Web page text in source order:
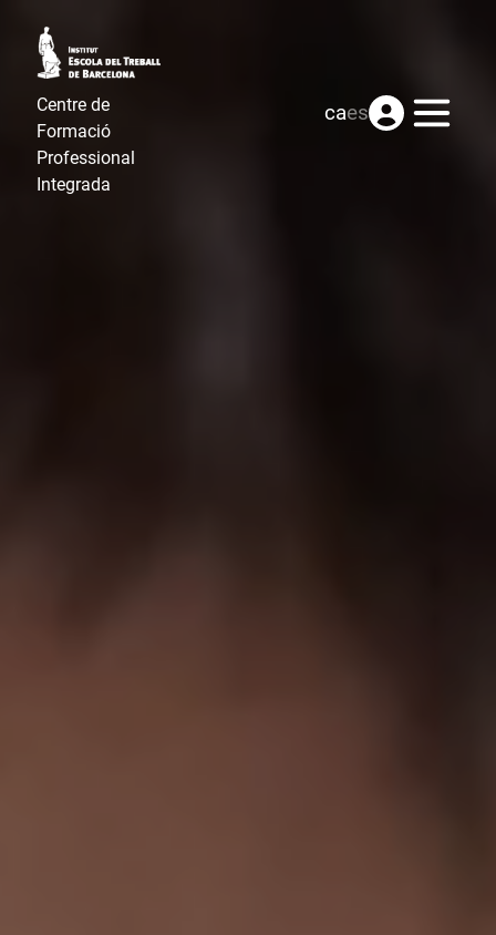
Centre de
Formació
Professional
Integrada
caes Menú